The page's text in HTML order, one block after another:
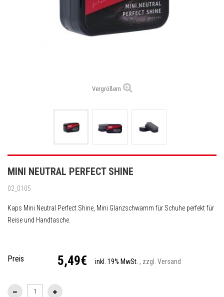
Vergrößern
MINI NEUTRAL PERFECT SHINE
02_0105
Kaps Mini Neutral Perfect Shine, Mini Glanzschwamm für Schuhe perfekt für
Reise und Handtasche.
Preis 5,49€ inkl. 19% MwSt. , zzgl. Versand